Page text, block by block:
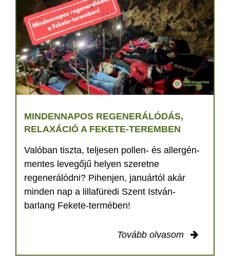
MINDENNAPOS REGENERÁLÓDÁS,
RELAXÁCIÓ A FEKETE-TEREMBEN
Valóban tiszta, teljesen pollen- és allergén-
mentes levegőjű helyen szeretne
regenerálódni? Pihenjen, januártól akár
minden nap a lillafüredi Szent István-
barlang Fekete-termében!
Tovább olvasom